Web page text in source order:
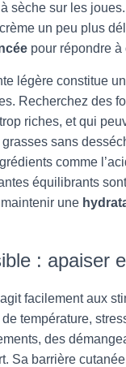
sèche sur les
un peu plus
pour répondre
légère constitue
Recherchez des
riches, et qui
sans
comme
équilibrants
une
: apaiser
facilement aux
température,
des
Sa barrière